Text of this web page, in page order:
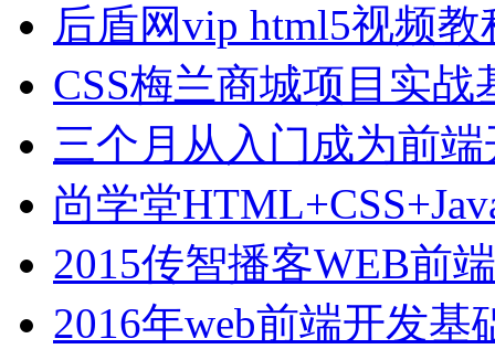
后盾网vip html5视频
CSS梅兰商城项目实战
三个月从入门成为前
尚学堂
2015传智播客WEB前
2016年web前端开发基